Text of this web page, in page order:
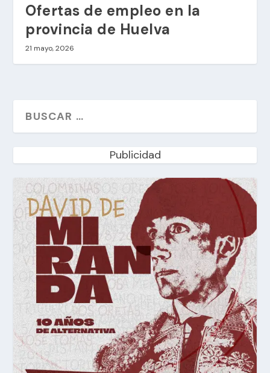
Ofertas de empleo en la
provincia de Huelva
21 mayo, 2026
Publicidad